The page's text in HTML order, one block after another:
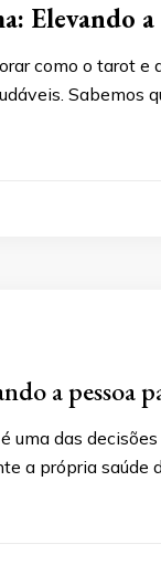
Elevando
como o tarot
Sabemos
a pessoa
uma das
a própria